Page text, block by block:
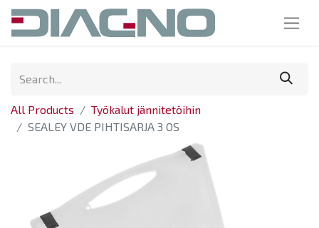
All Products
Työkalut jännitetöihin
SEALEY VDE PIHTISARJA 3 OS